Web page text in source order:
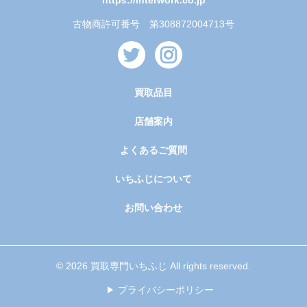
古物商許可番号 第308872004713号
買取品目
店舗案内
よくあるご質問
いちふじについて
お問い合わせ
© 2026 買取専門いちふじ All rights reserved.
プライバシーポリシー